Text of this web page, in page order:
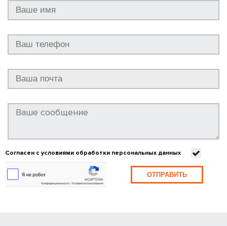
Согласен с условиями обработки персональных данных
ОТПРАВИТЬ